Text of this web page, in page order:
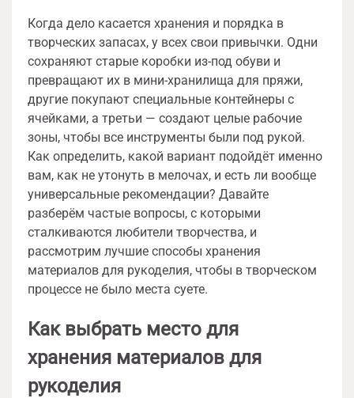
Когда дело касается хранения и порядка в
творческих запасах, у всех свои привычки. Одни
сохраняют старые коробки из-под обуви и
превращают их в мини-хранилища для пряжи,
другие покупают специальные контейнеры с
ячейками, а третьи — создают целые рабочие
зоны, чтобы все инструменты были под рукой.
Как определить, какой вариант подойдёт именно
вам, как не утонуть в мелочах, и есть ли вообще
универсальные рекомендации? Давайте
разберём частые вопросы, с которыми
сталкиваются любители творчества, и
рассмотрим лучшие способы хранения
материалов для рукоделия, чтобы в творческом
процессе не было места суете.
Как выбрать место для
хранения материалов для
рукоделия